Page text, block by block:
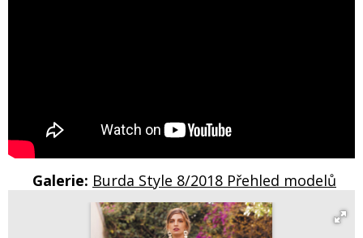
Galerie: Burda Style 8/2018 Přehled modelů